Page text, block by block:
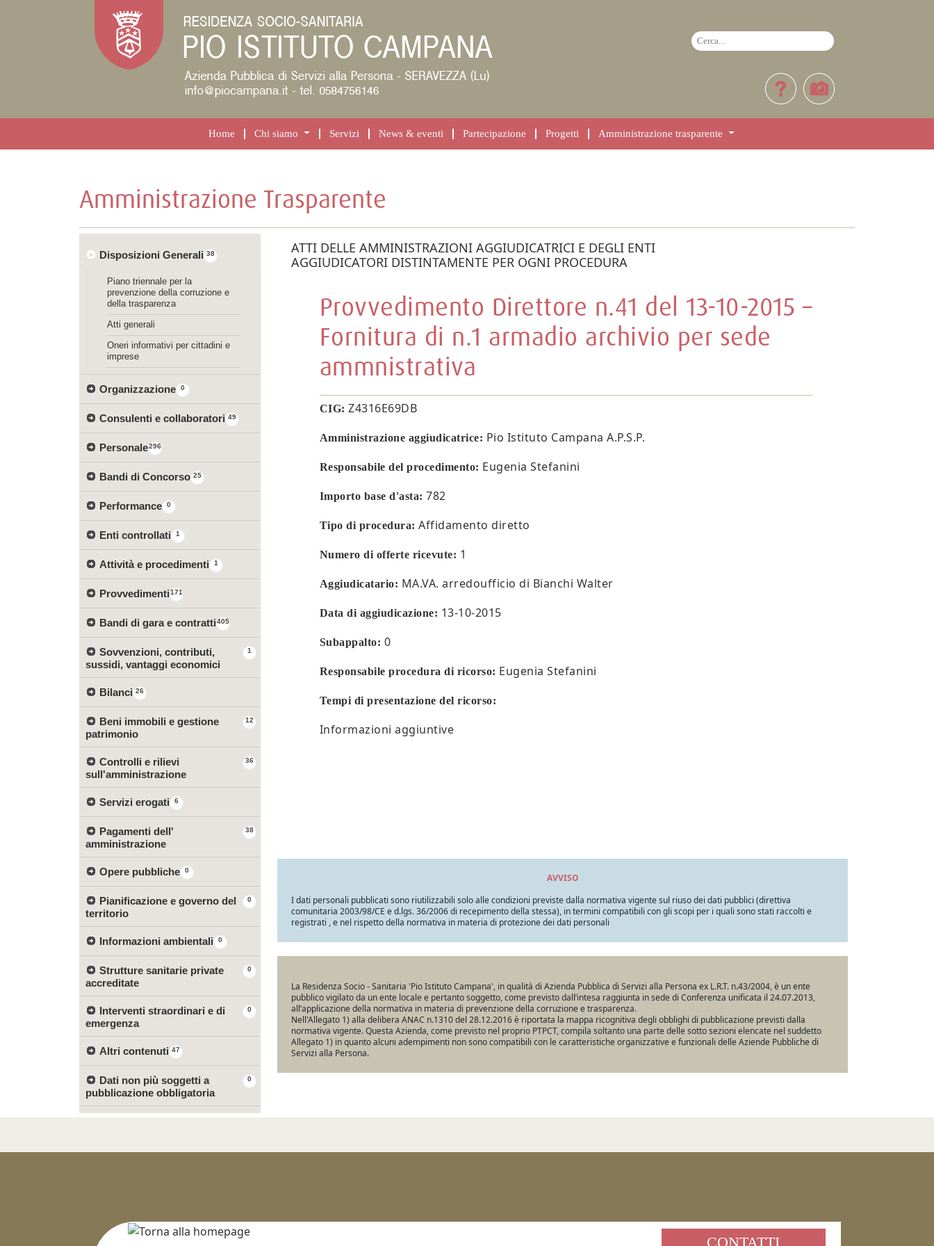
Home Chi siamo Servizi News & eventi Partecipazione Progetti Amministrazione trasparente
Amministrazione Trasparente
38
Disposizioni Generali
Piano triennale per la
prevenzione della corruzione e
della trasparenza
Atti generali
Oneri informativi per cittadini e
imprese
0
Organizzazione
49
Consulenti e collaboratori
296
Personale
25
Bandi di Concorso
0
Performance
1
Enti controllati
1
Attività e procedimenti
171
Provvedimenti
405
Bandi di gara e contratti
1
Sovvenzioni, contributi,
sussidi, vantaggi economici
26
Bilanci
12
Beni immobili e gestione
patrimonio
36
Controlli e rilievi
sull'amministrazione
6
Servizi erogati
38
Pagamenti dell'
amministrazione
0
Opere pubbliche
0
Pianificazione e governo del
territorio
0
Informazioni ambientali
0
Strutture sanitarie private
accreditate
0
Interventi straordinari e di
emergenza
47
Altri contenuti
0
Dati non più soggetti a
pubblicazione obbligatoria
ATTI DELLE AMMINISTRAZIONI AGGIUDICATRICI E DEGLI ENTI
AGGIUDICATORI DISTINTAMENTE PER OGNI PROCEDURA
Provvedimento Direttore n.41 del 13-10-2015 –
Fornitura di n.1 armadio archivio per sede
ammnistrativa
CIG: Z4316E69DB
Amministrazione aggiudicatrice: Pio Istituto Campana A.P.S.P.
Responsabile del procedimento: Eugenia Stefanini
Importo base d'asta: 782
Tipo di procedura: Affidamento diretto
Numero di offerte ricevute: 1
Aggiudicatario: MA.VA. arredoufficio di Bianchi Walter
Data di aggiudicazione: 13-10-2015
Subappalto: 0
Responsabile procedura di ricorso: Eugenia Stefanini
Tempi di presentazione del ricorso:
Informazioni aggiuntive
AVVISO
I dati personali pubblicati sono riutilizzabili solo alle condizioni previste dalla normativa vigente sul riuso dei dati pubblici (direttiva
comunitaria 2003/98/CE e d.lgs. 36/2006 di recepimento della stessa), in termini compatibili con gli scopi per i quali sono stati raccolti e
registrati , e nel rispetto della normativa in materia di protezione dei dati personali
La Residenza Socio - Sanitaria 'Pio Istituto Campana', in qualità di Azienda Pubblica di Servizi alla Persona ex L.R.T. n.43/2004, è un ente
pubblico vigilato da un ente locale e pertanto soggetto, come previsto dall’intesa raggiunta in sede di Conferenza unificata il 24.07.2013,
all’applicazione della normativa in materia di prevenzione della corruzione e trasparenza.
Nell'Allegato 1) alla delibera ANAC n.1310 del 28.12.2016 è riportata la mappa ricognitiva degli obblighi di pubblicazione previsti dalla
normativa vigente. Questa Azienda, come previsto nel proprio PTPCT, compila soltanto una parte delle sotto sezioni elencate nel suddetto
Allegato 1) in quanto alcuni adempimenti non sono compatibili con le caratteristiche organizzative e funzionali delle Aziende Pubbliche di
Servizi alla Persona.
CONTATTI